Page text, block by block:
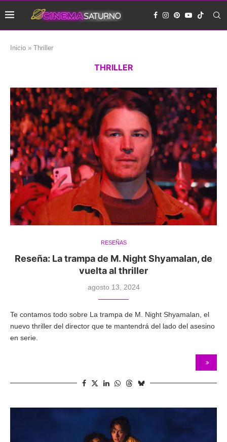
Inicio » Thriller
THRILLER
RESEÑAS
Reseña: La trampa de M. Night Shyamalan, de
vuelta al thriller
agosto 13, 2024
Te contamos todo sobre La trampa de M. Night Shyamalan, el
nuevo thriller del director que te mantendrá del lado del asesino
en serie.